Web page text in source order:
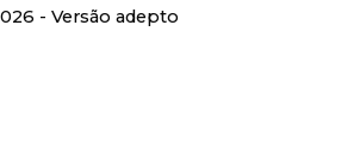
- Versão adepto